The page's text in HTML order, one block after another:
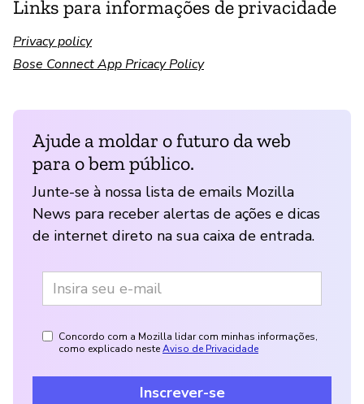
Links para informações de privacidade
Privacy policy
Bose Connect App Pricacy Policy
Ajude a moldar o futuro da web
para o bem público.
Junte-se à nossa lista de emails Mozilla
News para receber alertas de ações e dicas
de internet direto na sua caixa de entrada.
Concordo com a Mozilla lidar com minhas informações,
como explicado nesteAviso de Privacidade
Inscrever-se